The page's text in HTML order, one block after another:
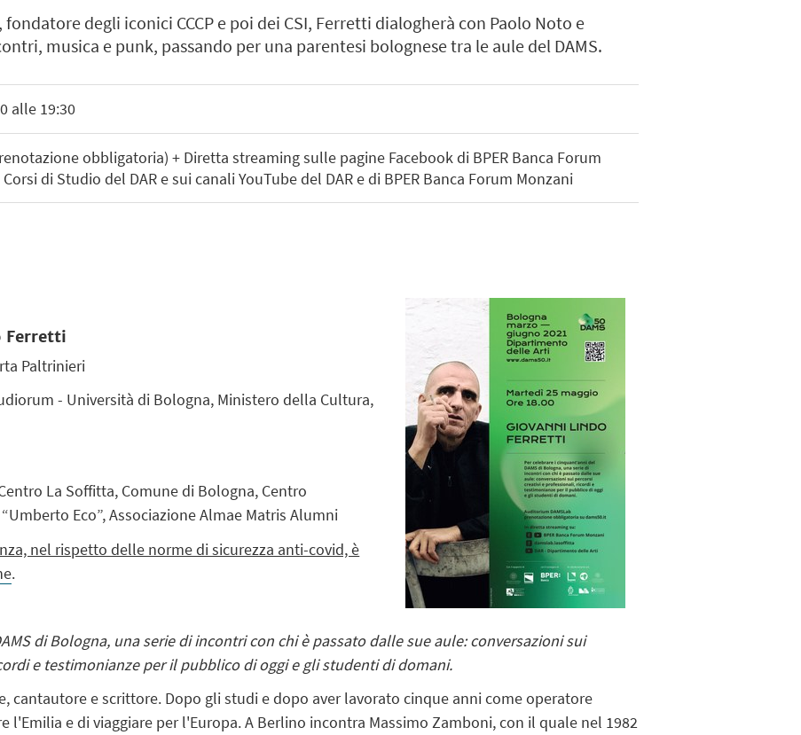
degli iconici CCCP e poi dei CSI, Ferretti dialogherà con Paolo Noto e
musica e punk, passando per una parentesi bolognese tra le aule del DAMS.
alle 19:30
obbligatoria) + Diretta streaming sulle pagine Facebook di BPER Banca Forum
di Studio del DAR e sui canali YouTube del DAR e di BPER Banca Forum Monzani
Ferretti
Paltrinieri
- Università di Bologna, Ministero della Cultura,
La Soffitta, Comune di Bologna, Centro
Eco”,Associazione Almae Matris Alumni
nel rispetto delle norme di sicurezza anti-covid, è
.
di Bologna, una serie di incontri con chi è passato dalle sue aule: conversazioni sui
e testimonianze per il pubblico di oggi e gli studenti di domani.
cantautore e scrittore. Dopo gli studi e dopo aver lavorato cinque anni come operatore
l'Emilia e di viaggiare per l'Europa. A Berlino incontra Massimo Zamboni, con il quale nel 1982